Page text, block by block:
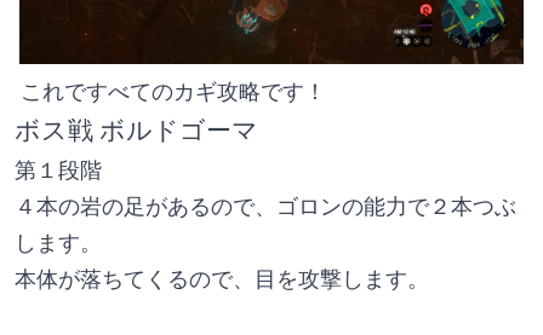
これですべてのカギ攻略です！
ボス戦 ボルドゴーマ
第１段階
４本の岩の足があるので、ゴロンの能力で２本つぶ
します。
本体が落ちてくるので、目を攻撃します。